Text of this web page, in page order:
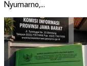
Nyumarno,…